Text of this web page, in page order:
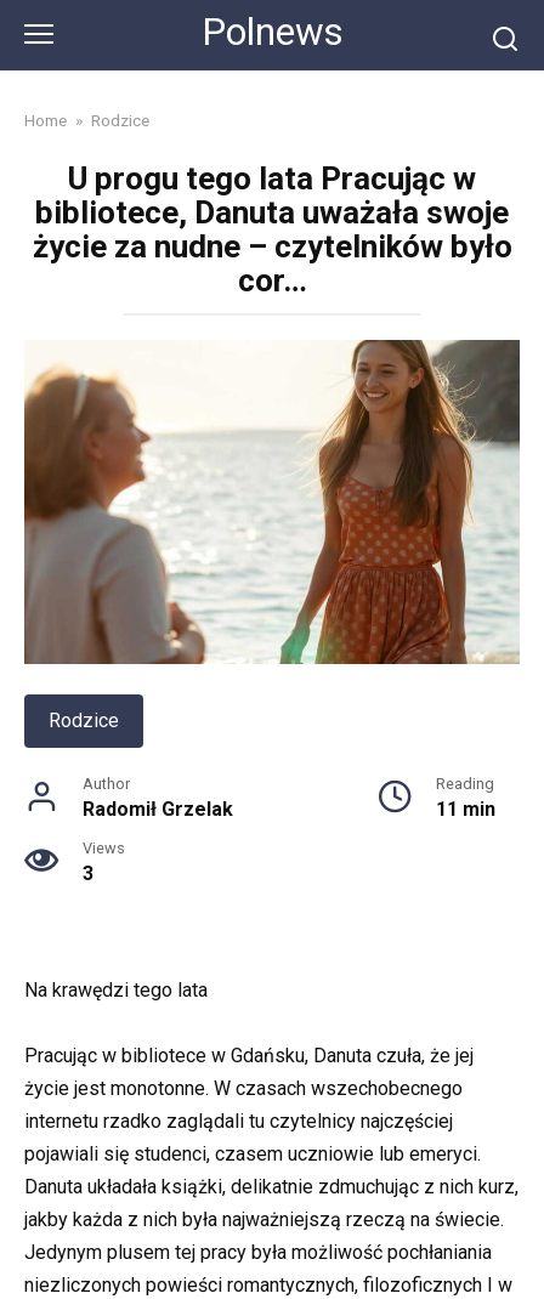
content
Polnews
Home » Rodzice
U progu tego lata Pracując w
bibliotece, Danuta uważała swoje
życie za nudne – czytelników było
cor…
Rodzice
Author
Radomił Grzelak
Reading
11 min
Views
3
Na krawędzi tego lata
Pracując w bibliotece w Gdańsku, Danuta czuła, że jej
życie jest monotonne. W czasach wszechobecnego
internetu rzadko zaglądali tu czytelnicy najczęściej
pojawiali się studenci, czasem uczniowie lub emeryci.
Danuta układała książki, delikatnie zdmuchując z nich kurz,
jakby każda z nich była najważniejszą rzeczą na świecie.
Jedynym plusem tej pracy była możliwość pochłaniania
niezliczonych powieści romantycznych, filozoficznych I w